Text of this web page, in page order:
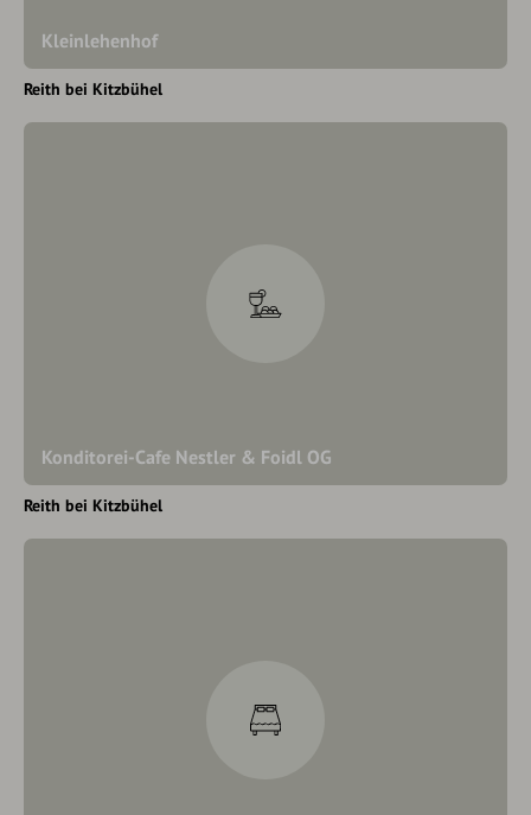
Kleinlehenhof
Reith bei Kitzbühel
Konditorei-Cafe Nestler & Foidl OG
Reith bei Kitzbühel